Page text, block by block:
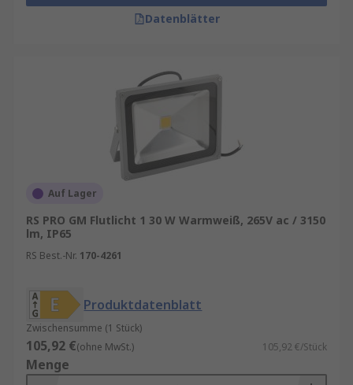
Datenblätter
Auf Lager
RS PRO GM Flutlicht 1 30 W Warmweiß, 265V ac / 3150
lm, IP65
RS Best.-Nr. 170-4261
Produktdatenblatt
Zwischensumme (1 Stück)
105,92 €(ohne MwSt.) 105,92 €/Stück
Menge